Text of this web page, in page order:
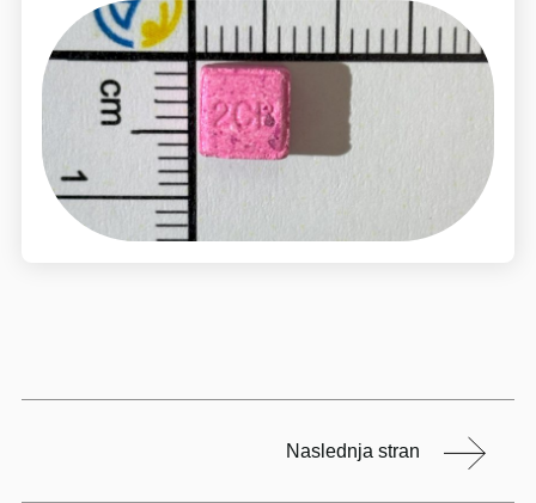
Naslednja stran